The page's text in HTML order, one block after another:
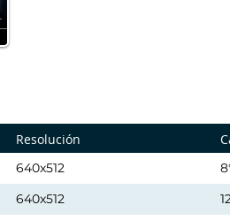
Resolución
640x512
640x512